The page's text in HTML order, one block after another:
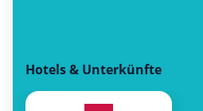
Hotels & Unterkünfte